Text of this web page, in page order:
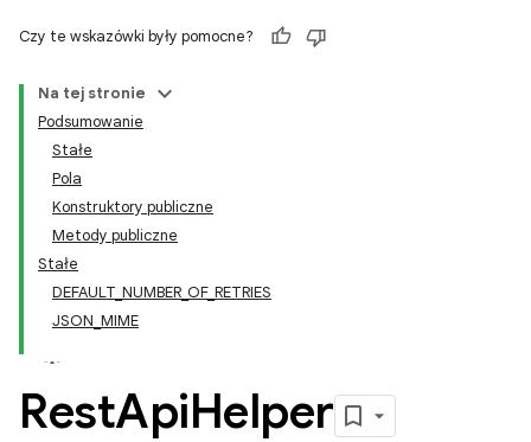
Czy te wskazówki były pomocne?
Na tej stronie
Podsumowanie
Stałe
Pola
Konstruktory publiczne
Metody publiczne
Stałe
DEFAULT_NUMBER_OF_RETRIES
JSON_MIME
RestApiHelper